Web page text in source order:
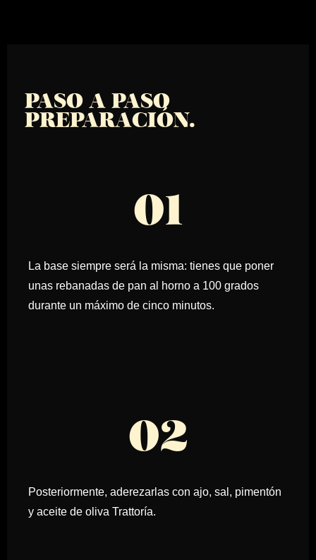
RECETAS
PASO A PASO
PREPARACIÓN.
01
La base siempre será la misma: tienes que poner
unas rebanadas de pan al horno a 100 grados
durante un máximo de cinco minutos.
02
Posteriormente, aderezarlas con ajo, sal, pimentón
y aceite de oliva Trattoría.